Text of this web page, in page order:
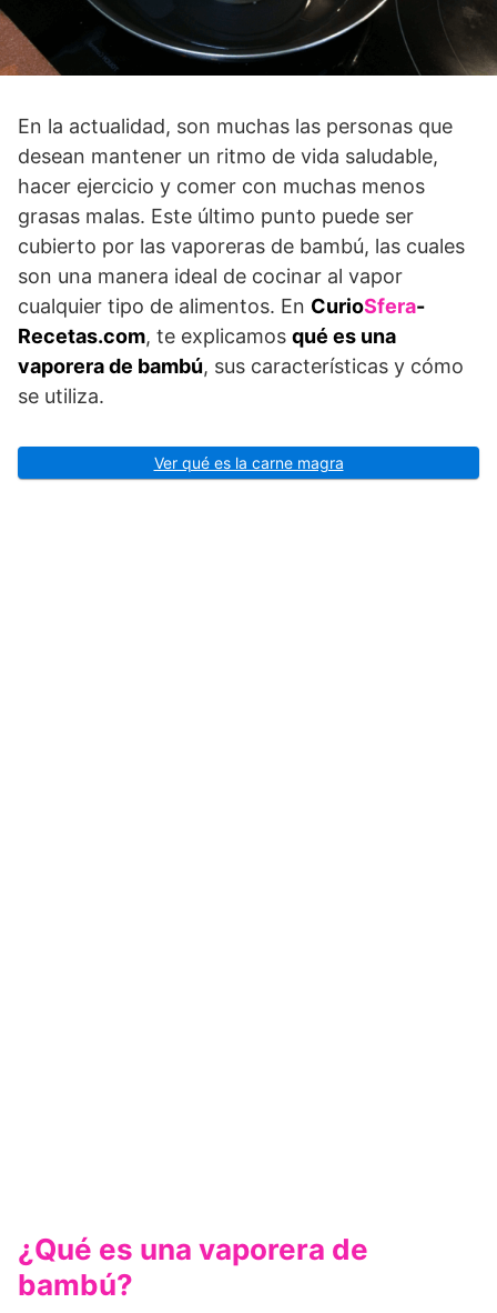
En la actualidad, son muchas las personas que
desean mantener un ritmo de vida saludable,
hacer ejercicio y comer con muchas menos
grasas malas. Este último punto puede ser
cubierto por las vaporeras de bambú, las cuales
son una manera ideal de cocinar al vapor
cualquier tipo de alimentos. En CurioSfera-
Recetas.com, te explicamos qué es una
vaporera de bambú, sus características y cómo
se utiliza.
Ver qué es la carne magra
¿Qué es una vaporera de
bambú?